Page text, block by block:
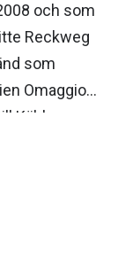
och som
Reckweg
som
Omaggio
Kählers